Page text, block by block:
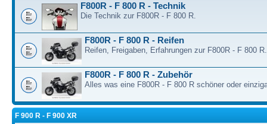
F800R - F 800 R - Technik
Die Technik zur F800R - F 800 R.
F800R - F 800 R - Reifen
Reifen, Freigaben, Erfahrungen zur F800R - F 800 R.
F800R - F 800 R - Zubehör
Alles was eine F800R - F 800 R schöner oder
F 900 R - F 900 XR